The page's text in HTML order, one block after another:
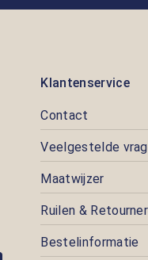
Klantenservice
Contact
Veelgestelde
Maatwijzer
Ruilen &
Bestelinformatie